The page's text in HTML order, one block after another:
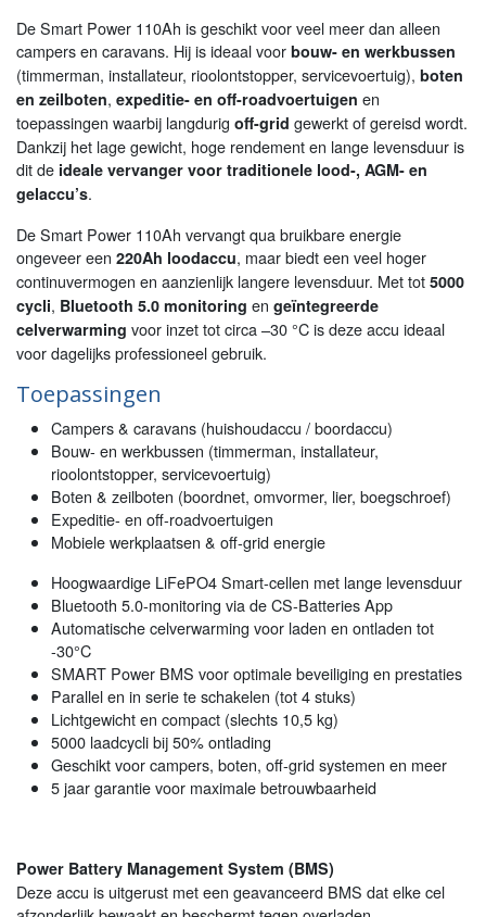
De Smart Power 110Ah is geschikt voor veel meer dan alleen
campers en caravans. Hij is ideaal voor bouw- en werkbussen
(timmerman, installateur, rioolontstopper, servicevoertuig), boten
en zeilboten, expeditie- en off-roadvoertuigen en
toepassingen waarbij langdurig off-grid gewerkt of gereisd wordt.
Dankzij het lage gewicht, hoge rendement en lange levensduur is
dit de ideale vervanger voor traditionele lood-, AGM- en
gelaccu’s.
De Smart Power 110Ah vervangt qua bruikbare energie
ongeveer een 220Ah loodaccu, maar biedt een veel hoger
continuvermogen en aanzienlijk langere levensduur. Met tot 5000
cycli, Bluetooth 5.0 monitoring en geïntegreerde
celverwarming voor inzet tot circa –30 °C is deze accu ideaal
voor dagelijks professioneel gebruik.
Toepassingen
Campers & caravans (huishoudaccu / boordaccu)
Bouw- en werkbussen (timmerman, installateur,
rioolontstopper, servicevoertuig)
Boten & zeilboten (boordnet, omvormer, lier, boegschroef)
Expeditie- en off-roadvoertuigen
Mobiele werkplaatsen & off-grid energie
Hoogwaardige LiFePO4 Smart-cellen met lange levensduur
Bluetooth 5.0-monitoring via de CS-Batteries App
Automatische celverwarming voor laden en ontladen tot
-30°C
SMART Power BMS voor optimale beveiliging en prestaties
Parallel en in serie te schakelen (tot 4 stuks)
Lichtgewicht en compact (slechts 10,5 kg)
5000 laadcycli bij 50% ontlading
Geschikt voor campers, boten, off-grid systemen en meer
5 jaar garantie voor maximale betrouwbaarheid
Power Battery Management System (BMS)
Deze accu is uitgerust met een geavanceerd BMS dat elke cel